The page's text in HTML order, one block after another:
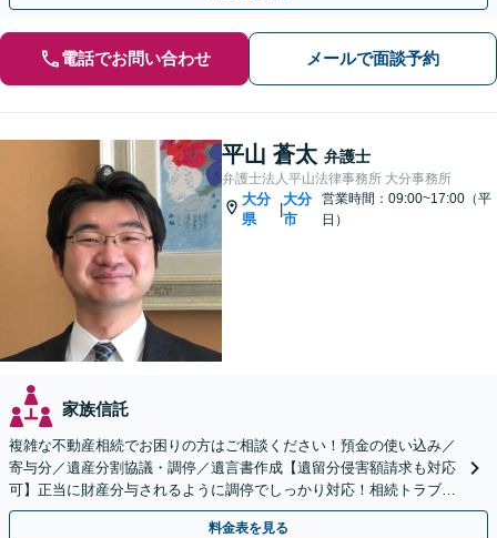
電話でお問い合わせ メールで面談予約
平山 蒼太 弁護士
弁護士法人平山法律事務所 大分事務所
大分
県
|
大分
市
営業時間：09:00~17:00（平
日）
家族信託
複雑な不動産相続でお困りの方はご相談ください！預金の使い込み／
寄与分／遺産分割協議・調停／遺言書作成【遺留分侵害額請求も対応
可】正当に財産分与されるように調停でしっかり対応！相続トラブル
の精神的負担も軽減します。
料金表を見る